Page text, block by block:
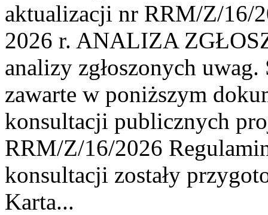
aktualizacji nr RRM/Z/16/
2026 r. ANALIZA
analizy zgłoszonych
zawarte w poniższym
konsultacji publicznych
RRM/Z/16/2026
konsultacji zostały
Karta...